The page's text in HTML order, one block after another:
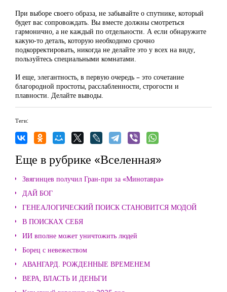
При выборе своего образа, не забывайте о спутнике, который
будет вас сопровождать. Вы вместе должны смотреться
гармонично, а не каждый по отдельности. А если обнаружите
какую-то деталь, которую необходимо срочно
подкорректировать, никогда не делайте это у всех на виду,
пользуйтесь специальными комнатами.
И еще, элегантность, в первую очередь – это сочетание
благородной простоты, расслабленности, строгости и
плавности. Делайте выводы.
Теги:
Еще в рубрике «Вселенная»
Звягинцев получил Гран-при за «Минотавра»
ДАЙ БОГ
ГЕНЕАЛОГИЧЕСКИЙ ПОИСК СТАНОВИТСЯ МОДОЙ
В ПОИСКАХ СЕБЯ
ИИ вполне может уничтожить людей
Борец с невежеством
АВАНГАРД. РОЖДЕННЫЕ ВРЕМЕНЕМ
ВЕРА, ВЛАСТЬ И ДЕНЬГИ